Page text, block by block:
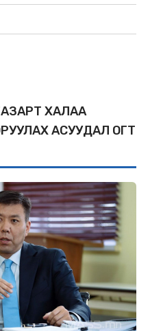
XАЛАА
АСУУДАЛ ОГТ